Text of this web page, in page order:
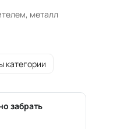
металл
категории
забрать